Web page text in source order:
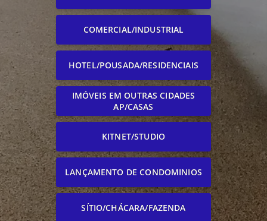
COMERCIAL/INDUSTRIAL
HOTEL/POUSADA/RESIDENCIAIS
IMÓVEIS EM OUTRAS CIDADES
AP/CASAS
KITNET/STUDIO
LANÇAMENTO DE CONDOMINIOS
SÍTIO/CHÁCARA/FAZENDA